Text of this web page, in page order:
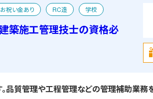
お祝い金あり RC造
学校
築施工管理技士の資格必
質管理や工程管理などの管理補助業務